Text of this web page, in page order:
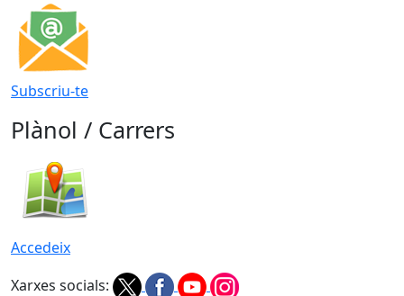
Subscriu-te
Plànol / Carrers
Accedeix
Xarxes socials: